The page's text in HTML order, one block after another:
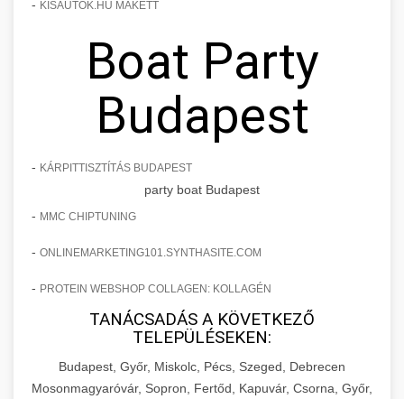
- KISAUTOK.HU MAKETT
Boat Party
Budapest
- KÁRPITTISZTÍTÁS BUDAPEST
party boat Budapest
- MMC CHIPTUNING
- ONLINEMARKETING101.SYNTHASITE.COM
- PROTEIN WEBSHOP COLLAGEN: KOLLAGÉN
TANÁCSADÁS A KÖVETKEZŐ
TELEPÜLÉSEKEN:
Budapest, Győr, Miskolc, Pécs, Szeged, Debrecen
Mosonmagyaróvár, Sopron, Fertőd, Kapuvár, Csorna, Győr,